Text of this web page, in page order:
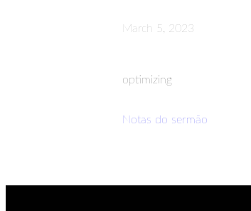
March 5, 2023
optimizing
Notas do sermão